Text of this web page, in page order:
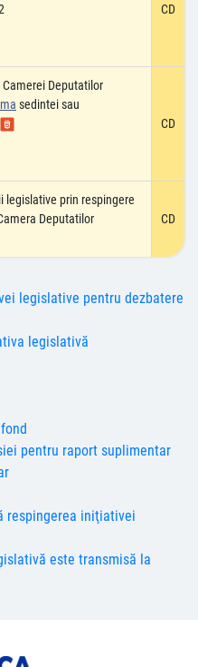
CD
Deputatilor
sedintei sau
CD
legislative prin respingere
Deputatilor
CD
legislative pentru dezbatere
legislativă
pentru raport suplimentar
respingerea iniţiativei
este transmisă la